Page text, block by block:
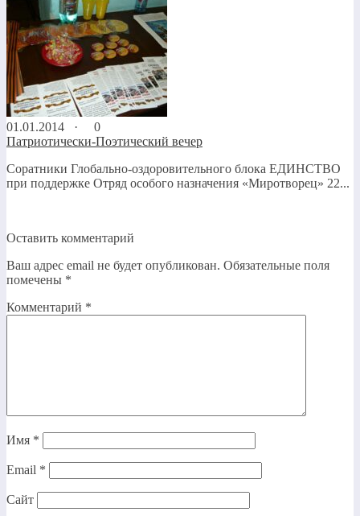
01.01.2014 ·
0
Патриотически-Поэтический вечер
Соратники Глобально-оздоровительного блока ЕДИНСТВО
при поддержке Отряд особого назначения «Миротворец» 22...
Оставить комментарий
Ваш адрес email не будет опубликован. Обязательные поля
помечены *
Комментарий *
Имя *
Email *
Сайт